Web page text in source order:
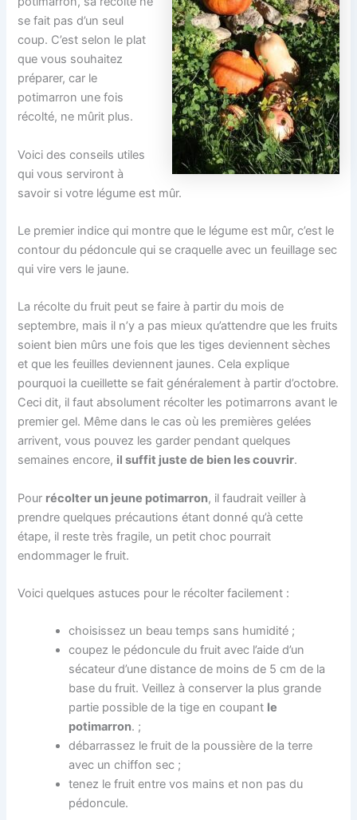
se fait pas d’un seul
coup. C’est selon le plat
que vous souhaitez
préparer, car le
potimarron une fois
récolté, ne mûrit plus.
Voici des conseils utiles
qui vous serviront à
savoir si votre légume est mûr.
Le premier indice qui montre que le légume est mûr, c’est le
contour du pédoncule qui se craquelle avec un feuillage sec
qui vire vers le jaune.
La récolte du fruit peut se faire à partir du mois de
septembre, mais il n’y a pas mieux qu’attendre que les fruits
soient bien mûrs une fois que les tiges deviennent sèches
et que les feuilles deviennent jaunes. Cela explique
pourquoi la cueillette se fait généralement à partir d’octobre.
Ceci dit, il faut absolument récolter les potimarrons avant le
premier gel. Même dans le cas où les premières gelées
arrivent, vous pouvez les garder pendant quelques
semaines encore, il suffit juste de bien les couvrir.
Pour récolter un jeune potimarron, il faudrait veiller à
prendre quelques précautions étant donné qu’à cette
étape, il reste très fragile, un petit choc pourrait
endommager le fruit.
Voici quelques astuces pour le récolter facilement :
choisissez un beau temps sans humidité ;
coupez le pédoncule du fruit avec l’aide d’un
sécateur d’une distance de moins de 5 cm de la
base du fruit. Veillez à conserver la plus grande
partie possible de la tige en coupant le
potimarron. ;
débarrassez le fruit de la poussière de la terre
avec un chiffon sec ;
tenez le fruit entre vos mains et non pas du
pédoncule.